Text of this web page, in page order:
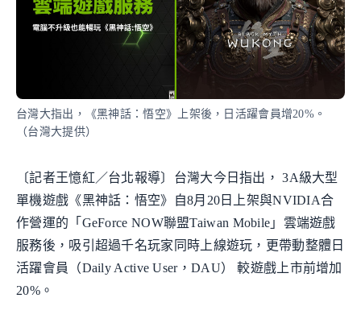
台灣大指出，《黑神話：悟空》上架後，日活躍會員增20%。
（台灣大提供）
〔記者王憶紅／台北報導〕台灣大今日指出， 3A級大型
單機遊戲《黑神話：悟空》自8月20日上架與NVIDIA合
作營運的「GeForce NOW聯盟Taiwan Mobile」雲端遊戲
服務後，吸引超過千名玩家同時上線遊玩，更帶動整體日
活躍會員（Daily Active User，DAU） 較遊戲上市前增加
20%。